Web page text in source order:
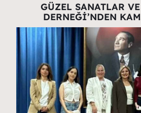
GÜZEL SANATLAR
DERNEĞİ’NDEN